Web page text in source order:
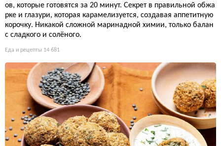
ов, которые готовятся за 20 минут. Секрет в правильной обжа
рке и глазури, которая карамелизуется, создавая аппетитную
корочку. Никакой сложной маринадной химии, только балан
с сладкого и солёного.
Еда и рецепты 14 681